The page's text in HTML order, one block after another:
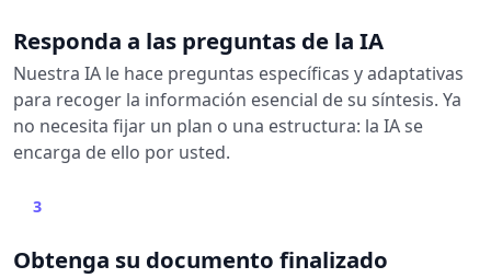
Responda a las preguntas de la IA
Nuestra IA le hace preguntas específicas y adaptativas
para recoger la información esencial de su síntesis. Ya
no necesita fijar un plan o una estructura: la IA se
encarga de ello por usted.
3
Obtenga su documento finalizado